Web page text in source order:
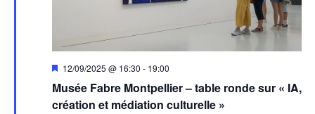
Musée Fabre Montpellier – table ronde sur « IA,
création et médiation culturelle »
Mis
avant
12/09/2025 @ 16:30 - 19:00